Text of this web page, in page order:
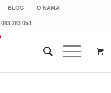
BLOG O NAMA
063 283 051